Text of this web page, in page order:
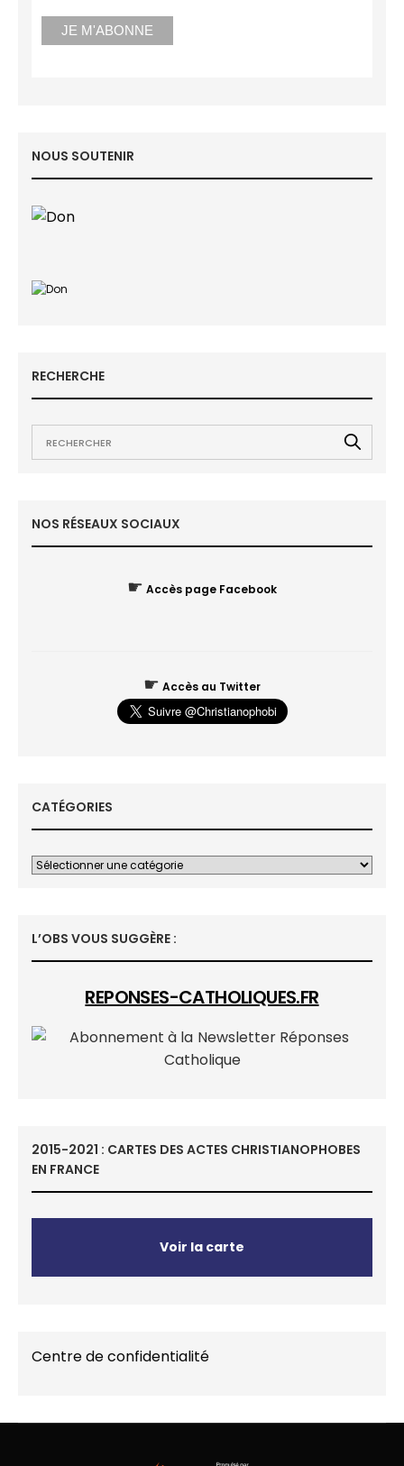
NOUS SOUTENIR
RECHERCHE
NOS RÉSEAUX SOCIAUX
☛ Accès page Facebook
☛ Accès au Twitter
CATÉGORIES
L’OBS VOUS SUGGÈRE :
REPONSES-CATHOLIQUES.FR
2015-2021 : CARTES DES ACTES CHRISTIANOPHOBES
EN FRANCE
Voir la carte
Centre de confidentialité